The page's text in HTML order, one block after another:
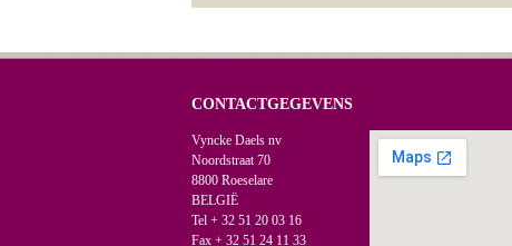
CONTACTGEGEVENS
Vyncke Daels nv
Noordstraat 70
8800 Roeselare
BELGIË
Tel + 32 51 20 03 16
Fax + 32 51 24 11 33